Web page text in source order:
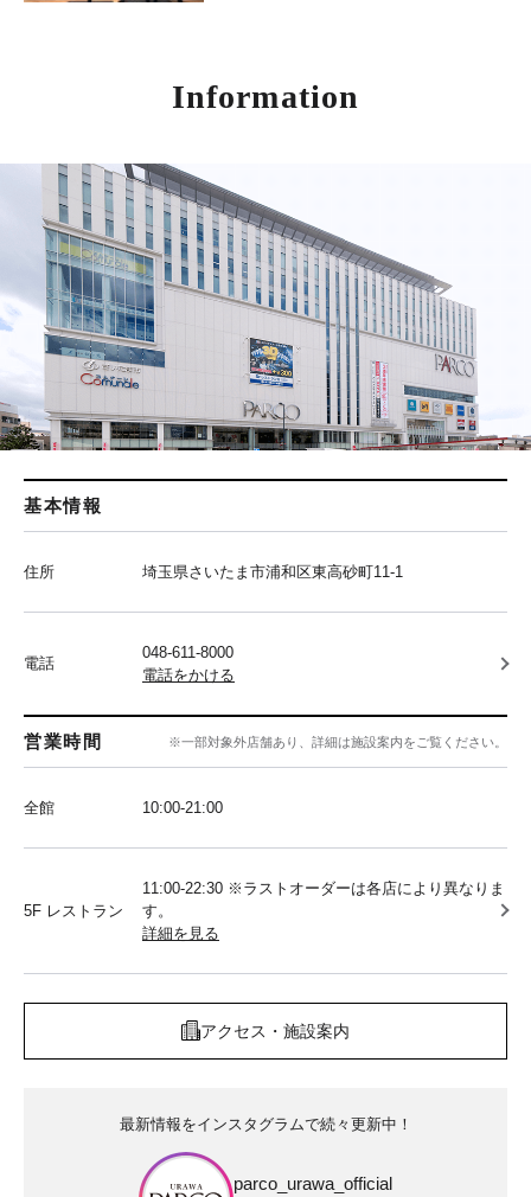
Information
基本情報
住所 埼玉県さいたま市浦和区東高砂町11-1
電話
048-611-8000
電話をかける
営業時間 ※一部対象外店舗あり、詳細は施設案内をご覧ください。
全館 10:00‐21:00
5F レストラン
11:00-22:30 ※ラストオーダーは各店により異なりま
す。
詳細を見る
アクセス・施設案内
最新情報をインスタグラムで続々更新中！
parco_urawa_official